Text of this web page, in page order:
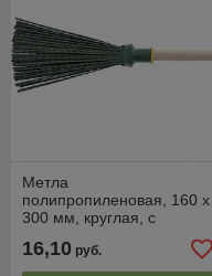
Метла
полипропиленовая, 160 х
300 мм, круглая, с
16,10 руб.